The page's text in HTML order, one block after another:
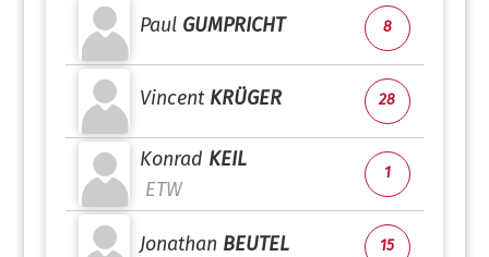
Paul GUMPRICHT 8
Vincent KRÜGER 28
Konrad KEIL
ETW
1
Jonathan BEUTEL 15